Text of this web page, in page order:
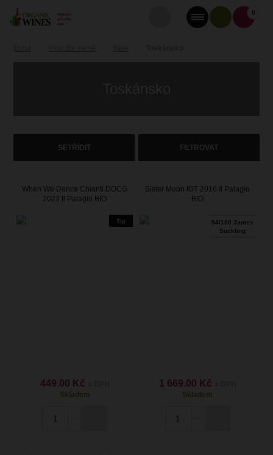
0
SETŘÍDIT FILTROVAT
When We Dance Chianti DOCG
2022 Il Palagio BIO
Tip
449.00 Kč
Skladem
Sister Moon IGT 2016 Il Palagio
BIO
94/100 James
Suckling
1 669.00 Kč
Skladem